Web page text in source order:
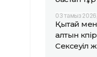
03 тамыз
Қытай
алтын
Сексеуіл